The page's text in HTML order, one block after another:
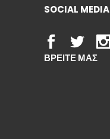
SOCIAL MEDIA
ΒΡΕΙΤΕ ΜΑΣ